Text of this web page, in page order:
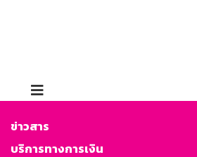
ข่าวสาร
บริการทางการเงิน